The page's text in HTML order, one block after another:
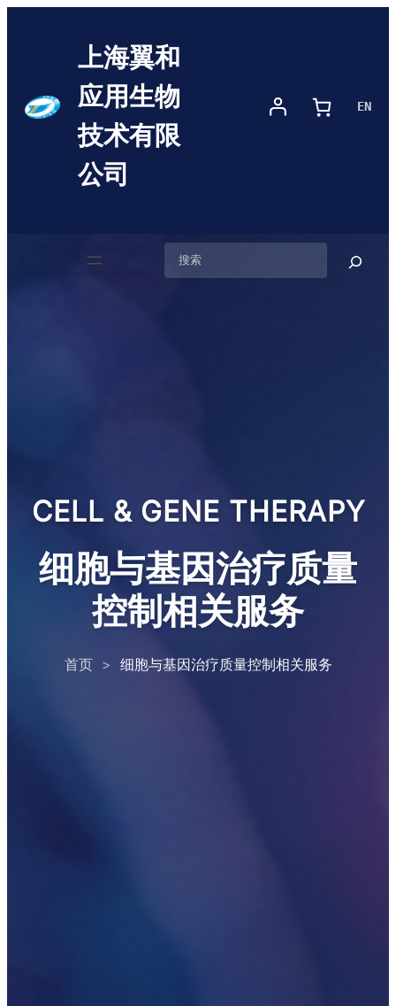
上海翼和
应用生物
技术有限
公司
EN
索
CELL & GENE THERAPY
细胞与基因治疗质量
控制相关服务
首页 > 细胞与基因治疗质量控制相关服务